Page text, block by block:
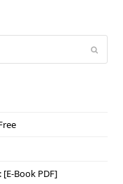
Book PDF]